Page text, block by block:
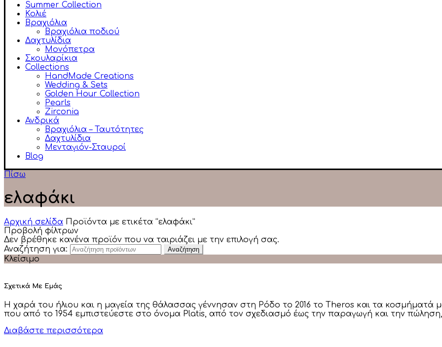
Summer Collection
Κολιέ
Βραχιόλια
Βραχιόλια ποδιού
Δαχτυλίδια
Μονόπετρα
Σκουλαρίκια
Collections
HandMade Creations
Wedding & Sets
Golden Hour Collection
Pearls
Zirconia
Ανδρικά
Βραχιόλια – Ταυτότητες
Δαχτυλίδια
Μενταγιόν-Σταυροί
Blog
Πίσω
ελαφάκι
Αρχική σελίδα Προϊόντα με ετικέτα “ελαφάκι”
Προβολή φίλτρων
Δεν βρέθηκε κανένα προϊόν που να ταιριάζει με την επιλογή σας.
Αναζήτηση για:
Αναζήτηση
Κλείσιμο
Σχετικά Με Εμάς
Η χαρά του ήλιου και η μαγεία της θάλασσας γέννησαν στη Ρόδο το 2016 το Theros και τα κοσμήματά
που από το 1954 εμπιστεύεστε στο όνομα Platis, από τον σχεδιασμό έως την παραγωγή και την πώληση,
Διαβάστε περισσότερα